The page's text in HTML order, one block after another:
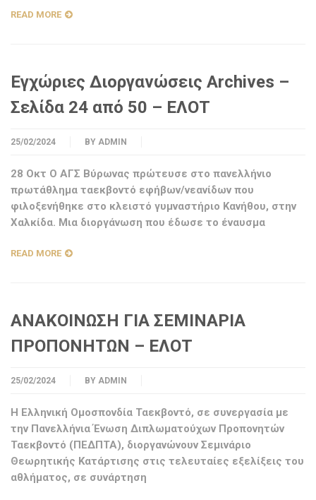
READ MORE
Εγχώριες Διοργανώσεις Archives –
Σελίδα 24 από 50 – ΕΛΟΤ
25/02/2024 BY ADMIN
28 Οκτ Ο ΑΓΣ Βύρωνας πρώτευσε στο πανελλήνιο
πρωτάθλημα ταεκβοντό εφήβων/νεανίδων που
φιλοξενήθηκε στο κλειστό γυμναστήριο Κανήθου, στην
Χαλκίδα. Μια διοργάνωση που έδωσε το έναυσμα
READ MORE
ΑΝΑΚΟΙΝΩΣΗ ΓΙΑ ΣΕΜΙΝΑΡΙΑ
ΠΡΟΠΟΝΗΤΩΝ – ΕΛΟΤ
25/02/2024 BY ADMIN
Η Ελληνική Ομοσπονδία Ταεκβοντό, σε συνεργασία με
την Πανελλήνια Ένωση Διπλωματούχων Προπονητών
Ταεκβοντό (ΠΕΔΠΤΑ), διοργανώνουν Σεμινάριο
Θεωρητικής Κατάρτισης στις τελευταίες εξελίξεις του
αθλήματος, σε συνάρτηση